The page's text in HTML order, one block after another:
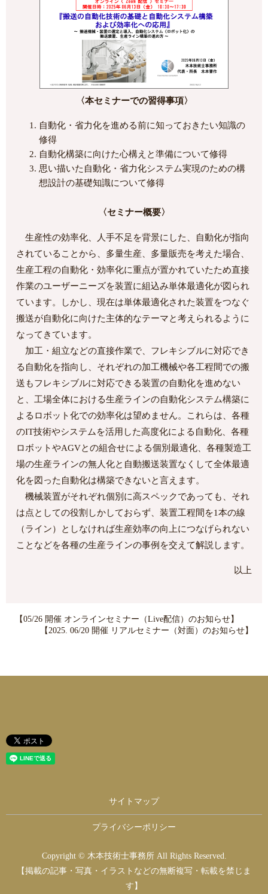
〈本セミナーでの習得事項〉
自動化・省力化を進める前に知っておきたい知識の
修得
自動化構築に向けた心構えと準備について修得
思い描いた自動化・省力化システム実現のための構
想設計の基礎知識について修得
〈セミナー概要〉
生産性の効率化、人手不足を背景にした、自動化が指向
されていることから、多量生産、多量販売を考えた場合、
生産工程の自動化・効率化に重点が置かれていたため直接
作業のユーザーニーズを装置に組込み単体最適化が図られ
ています。しかし、現在は単体最適化された装置をつなぐ
搬送が自動化に向けた主体的なテーマと考えられるように
なってきています。
加工・組立などの直接作業で、フレキシブルに対応でき
る自動化を指向し、それぞれの加工機械や各工程間での搬
送もフレキシブルに対応できる装置の自動化を進めない
と、工場全体における生産ラインの自動化システム構築に
よるロボット化での効率化は望めません。これらは、各種
のIT技術やシステムを活用した高度化による自動化、各種
ロボットやAGVとの組合せによる個別最適化、各種製造工
場の生産ラインの無人化と自動搬送装置なくして全体最適
化を図った自動化は構築できないと言えます。
機械装置がそれぞれ個別に高スペックであっても、それ
は点としての役割しかしておらず、装置工程間を1本の線
（ライン）としなければ生産効率の向上につなげられない
ことなどを各種の生産ラインの事例を交えて解説します。
以上
【05/26 開催 オンラインセミナー（Live配信）のお知らせ】
【2025. 06/20 開催 リアルセミナー（対面）のお知らせ】
サイトマップ
プライバシーポリシー
Copyright © 木本技術士事務所 All Rights Reserved.
【掲載の記事・写真・イラストなどの無断複写・転載を禁じま
す】